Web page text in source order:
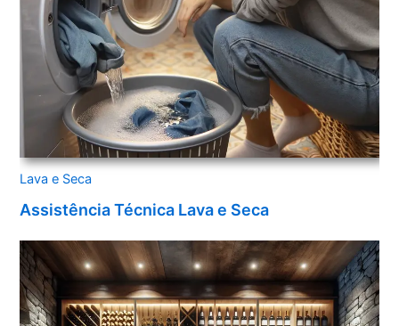
Lava e Seca
Assistência Técnica Lava e Seca